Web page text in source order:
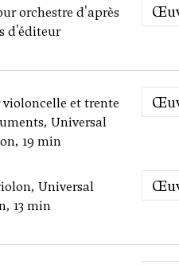
orchestre d'après
d'éditeur
et trente
Universal
19 min
Universal
13 min